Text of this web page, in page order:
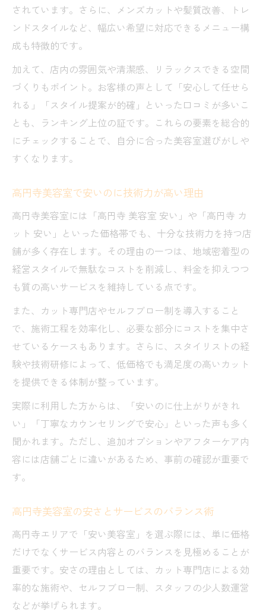
されています。さらに、メンズカットや髪質改善、トレ
ンドスタイルなど、幅広い希望に対応できるメニュー構
成も特徴的です。
加えて、店内の雰囲気や清潔感、リラックスできる空間
づくりもポイント。お客様の声として「安心して任せら
れる」「スタイル提案が的確」といった口コミが多いこ
とも、ランキング上位の証です。これらの要素を総合的
にチェックすることで、自分に合った美容室選びがしや
すくなります。
高円寺美容室で安いのに技術力が高い理由
高円寺美容室には「高円寺 美容室 安い」や「高円寺 カ
ット 安い」といった価格帯でも、十分な技術力を持つ店
舗が多く存在します。その理由の一つは、地域密着型の
経営スタイルで無駄なコストを削減し、料金を抑えつつ
も質の高いサービスを維持している点です。
また、カット専門店やセルフブロー制を導入すること
で、施術工程を効率化し、必要な部分にコストを集中さ
せているケースもあります。さらに、スタイリストの経
験や技術研修によって、低価格でも満足度の高いカット
を提供できる体制が整っています。
実際に利用した方からは、「安いのに仕上がりがきれ
い」「丁寧なカウンセリングで安心」といった声も多く
聞かれます。ただし、追加オプションやアフターケア内
容には店舗ごとに違いがあるため、事前の確認が重要で
す。
高円寺美容室の安さとサービスのバランス術
高円寺エリアで「安い美容室」を選ぶ際には、単に価格
だけでなくサービス内容とのバランスを見極めることが
重要です。安さの理由としては、カット専門店による効
率的な施術や、セルフブロー制、スタッフの少人数運営
などが挙げられます。